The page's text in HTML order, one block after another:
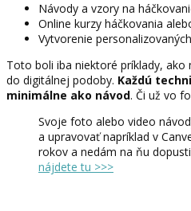
Návody a vzory na
Online kurzy háčkovania
Vytvorenie
Toto boli iba niektoré príklady,
do digitálnej podoby. Každú
minimálne ako návod. Či už vo
Svoje foto alebo video
a upravovať napríklad v
rokov a nedám na ňu
nájdete tu >>>